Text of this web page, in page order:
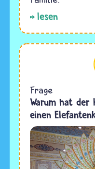
lesen
Hinduismus
Frage
Warum hat der
einen